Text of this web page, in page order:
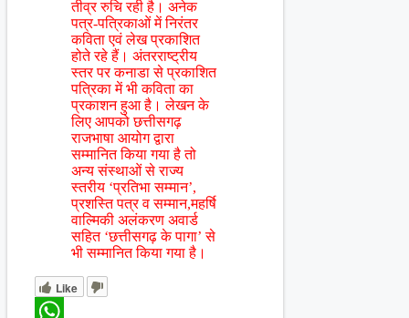
तीव्र रुचि रही है। अनेक
पत्र-पत्रिकाओं में निरंतर
कविता एवं लेख प्रकाशित
होते रहे हैं। अंतरराष्ट्रीय
स्तर पर कनाडा से प्रकाशित
पत्रिका में भी कविता का
प्रकाशन हुआ है। लेखन के
लिए आपको छत्तीसगढ़
राजभाषा आयोग द्वारा
सम्मानित किया गया है तो
अन्य संस्थाओं से राज्य
स्तरीय ‘प्रतिभा सम्मान’,
प्रशस्ति पत्र व सम्मान,महर्षि
वाल्मिकी अलंकरण अवार्ड
सहित ‘छत्तीसगढ़ के पागा’ से
भी सम्मानित किया गया है।
Like